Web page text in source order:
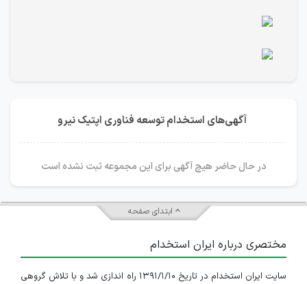
آگهی‌های استخدام توسعه فناوری اپتیک نیرو
در حال حاضر هیچ آگهی برای این مجموعه ثبت نشده است
ابتدای صفحه
مختصری درباره ایران استخدام
سایت ایران استخدام در تاریخ ۱۳۹۱/۱/۱۰ راه اندازی شد و با تلاش گروهی